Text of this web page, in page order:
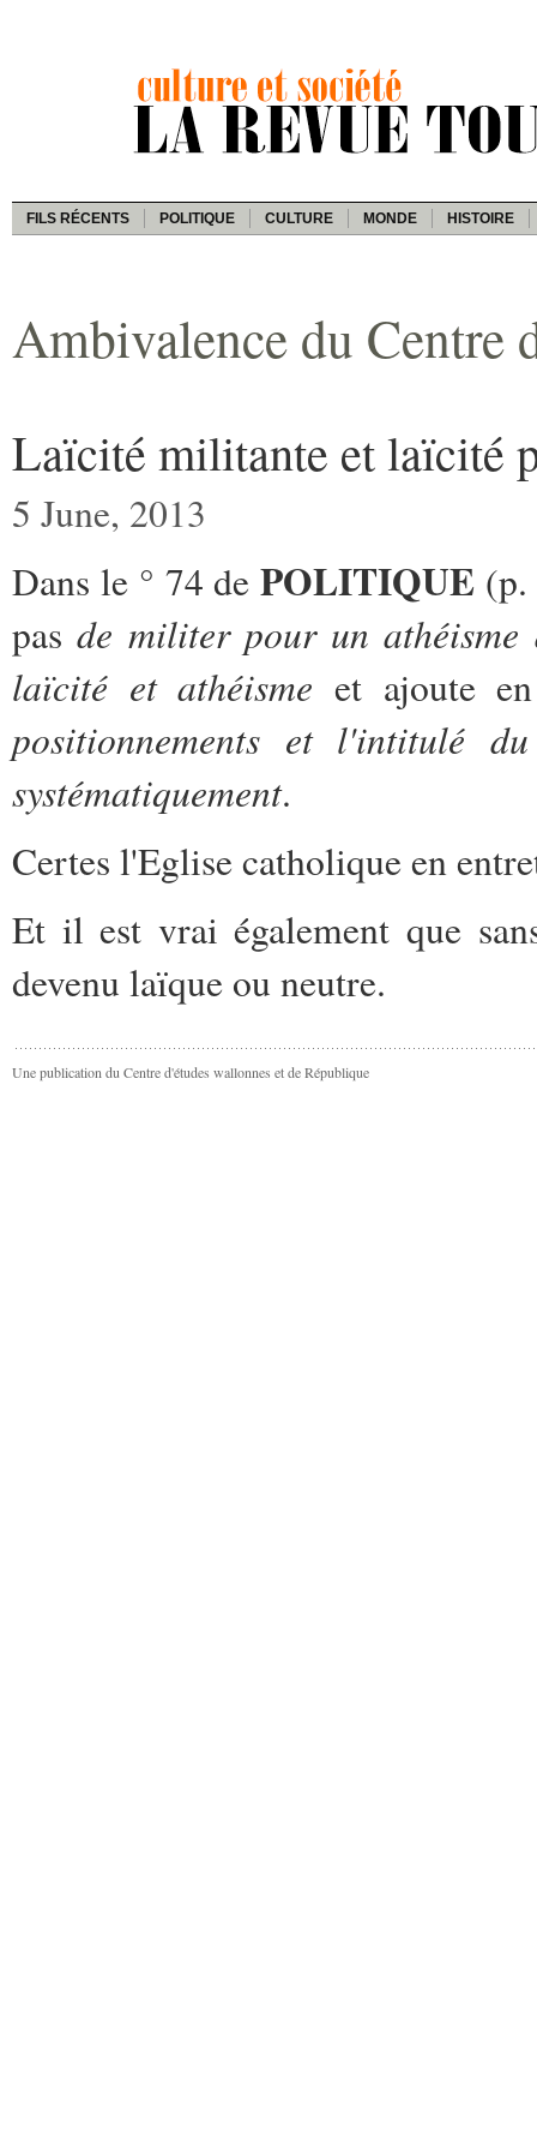
FILS RÉCENTS POLITIQUE CULTURE MONDE HISTOIRE
Ambivalence du Centre
Laïcité militante et laïcité
5 June, 2013
Dans le ° 74 dePOLITIQUE
pasde militer pour un
laïcité et athéisme et ajoute
positionnements et l'intitulé
systématiquement.
Certes l'Eglise catholique en
Et il est vrai également que
devenu laïque ou neutre.
Une publication du Centre d'études wallonnes et de République